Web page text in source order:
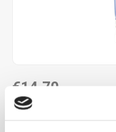
€14,70
DIRECT LEVERBAAR